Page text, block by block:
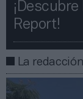
Report!​​
La